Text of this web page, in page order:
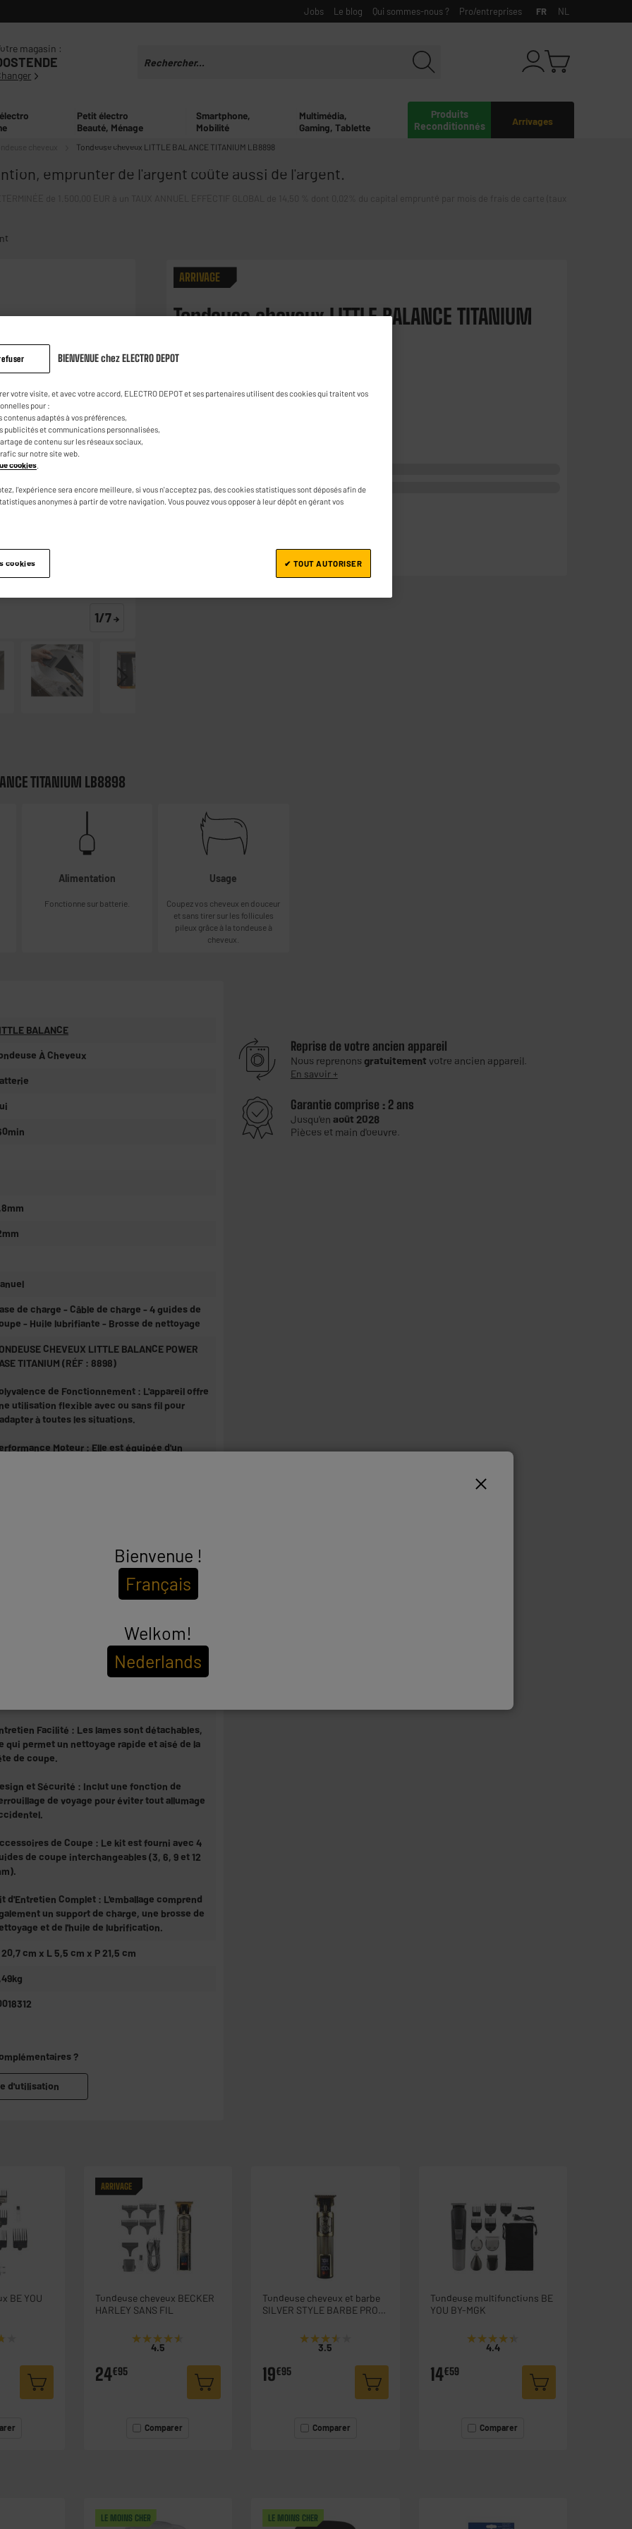
Jobs Le blog Qui sommes-nous ? Pro/entreprises FR NL
magasin :
Arrivages
Produits
Reconditionnés
Petit électro
Beauté, Ménage
Smartphone,
Mobilité
Multimédia,
Gaming, Tablette
Tondeuse cheveux LITTLE BALANCE TITANIUM LB8898
emprunter de l'argent coûte aussi de l'argent.
de 1.500,00 EUR à un TAUX ANNUEL EFFECTIF GLOBAL de 14,50 % dont 0,02% du capital emprunté par mois de frais de carte (taux
ARRIVAGE
Tondeuse cheveux LITTLE BALANCE TITANIUM
de
1/7
29€95
TITANIUM LB8898
Alimentation
Fonctionne sur batterie.
Usage
Coupez vos cheveux en douceur
et sans tirer sur les follicules
pileux grâce à la tondeuse à
cheveux.
Reprise de votre ancien appareil
Nous reprenons gratuitement votre ancien appareil.
En savoir +
Garantie comprise : 2 ans
Jusqu'en août 2028
Pièces et main d'oeuvre.
BALANCE
À Cheveux
de charge - Câble de charge - 4 guides de
- Huile lubrifiante - Brosse de nettoyage
CHEVEUX LITTLE BALANCE POWER
TITANIUM (RÉF : 8898)
de Fonctionnement : L'appareil offre
utilisation flexible avec ou sans fil pour
à toutes les situations.
Moteur : Elle est équipée d'un
manuellement sur l'appareil entre 0,8
Record : Sa batterie Lithium-ion de 2
de 160 minutes.
de l'Énergie : Le temps de charge
est de 200 minutes, avec un indicateur
Facilité : Les lames sont détachables,
qui permet un nettoyage rapide et aisé de la
de coupe.
et Sécurité : Inclut une fonction de
de voyage pour éviter tout allumage
de Coupe : Le kit est fourni avec 4
de coupe interchangeables (3, 6, 9 et 12
d'Entretien Complet : L'emballage comprend
un support de charge, une brosse de
et de l'huile de lubrification.
20,7 cm x L 5,5 cm x P 21,5 cm
?
d'utilisation
BE YOU
ARRIVAGE
Tondeuse cheveux BECKER
HARLEY SANS FIL
★★★★★
★★★★★
4.5
24€95
Comparer
Tondeuse cheveux et barbe
SILVER STYLE BARBE PRO
★★★★★
★★★★★
3.5
19€95
Comparer
Tondeuse multifonctions BE
YOU BY-MGK
★★★★★
★★★★★
4.4
14€59
Comparer
LE MOINS CHER LE MOINS CHER
BIENVENUE chez ELECTRO DEPOT
votre visite, et avec votre accord, ELECTRO DEPOT et ses partenaires utilisent des cookies qui traitent vos
pour :
contenus adaptés à vos préférences,
publicités et communications personnalisées,
de contenu sur les réseaux sociaux,
sur notre site web.
cookies
l'expérience sera encore meilleure, si vous n'acceptez pas, des cookies statistiques sont déposés afin de
anonymes à partir de votre navigation. Vous pouvez vous opposer à leur dépôt en gérant vos
cookies ✔ TOUT AUTORISER
Bienvenue !
Français
Welkom!
Nederlands